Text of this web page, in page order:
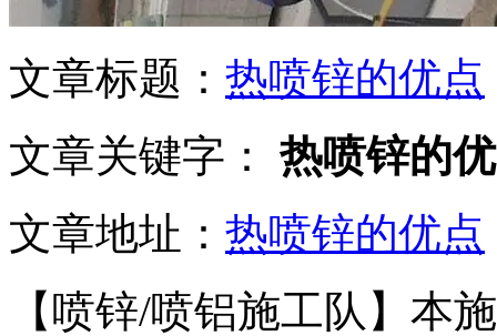
文章标题： 热喷锌的优点
文章关键字： 热喷锌的
文章地址： 热喷锌的优点
【喷锌/喷铝施工队】本